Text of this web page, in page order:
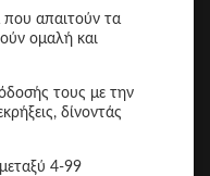
που απαιτούν τα
ομαλή και
τους με την
δίνοντάς
4-99